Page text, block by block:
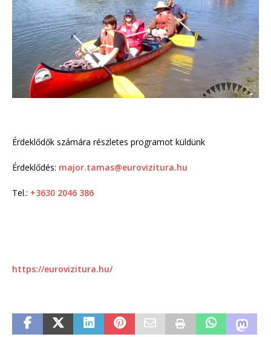
Érdeklődők számára részletes programot küldünk
Érdeklődés: major.tamas@eurovizitura.hu
Tel.: +3630 2046 386
https://eurovizitura.hu/